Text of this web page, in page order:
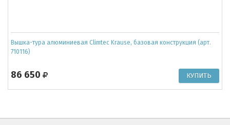
Вышка-тура алюминиевая Climtec Krause, базовая конструкция (арт.
710116)
86 650